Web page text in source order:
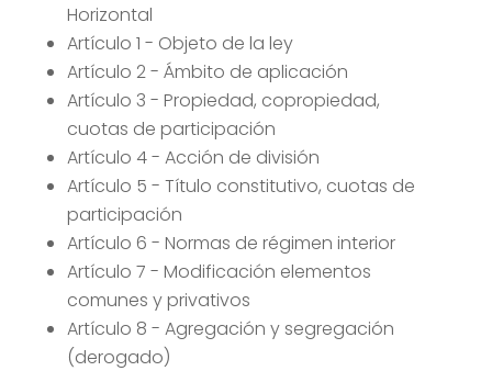
Horizontal
Artículo 1 - Objeto de la ley
Artículo 2 - Ámbito de aplicación
Artículo 3 - Propiedad, copropiedad,
cuotas de participación
Artículo 4 - Acción de división
Artículo 5 - Título constitutivo, cuotas de
participación
Artículo 6 - Normas de régimen interior
Artículo 7 - Modificación elementos
comunes y privativos
Artículo 8 - Agregación y segregación
(derogado)